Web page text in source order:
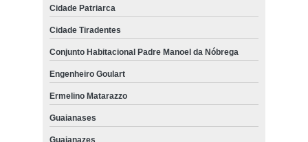
Cidade Patriarca
Cidade Tiradentes
Conjunto Habitacional Padre Manoel da Nóbrega
Engenheiro Goulart
Ermelino Matarazzo
Guaianases
Guaianazes